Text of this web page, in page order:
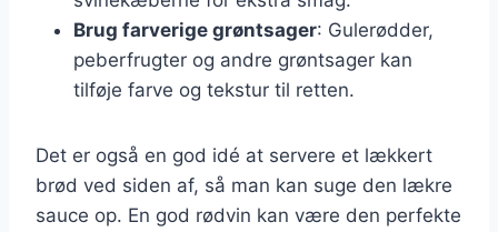
Brug farverige grøntsager: Gulerødder,
peberfrugter og andre grøntsager kan
tilføje farve og tekstur til retten.
Det er også en god idé at servere et lækkert
brød ved siden af, så man kan suge den lækre
sauce op. En god rødvin kan være den perfekte